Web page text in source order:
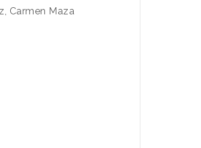
Carmen Maza